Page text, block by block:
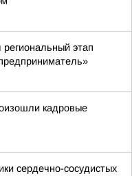
этап
кадровые
сердечно-сосудистых